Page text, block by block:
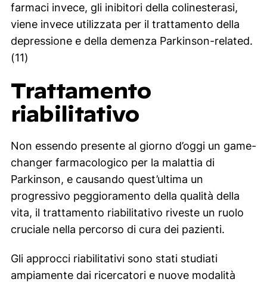
farmaci invece, gli inibitori della colinesterasi,
viene invece utilizzata per il trattamento della
depressione e della demenza Parkinson-related.
(11)
Trattamento
riabilitativo
Non essendo presente al giorno d’oggi un game-
changer farmacologico per la malattia di
Parkinson, e causando quest’ultima un
progressivo peggioramento della qualità della
vita, il trattamento riabilitativo riveste un ruolo
cruciale nella percorso di cura dei pazienti.
Gli approcci riabilitativi sono stati studiati
ampiamente dai ricercatori e nuove modalità